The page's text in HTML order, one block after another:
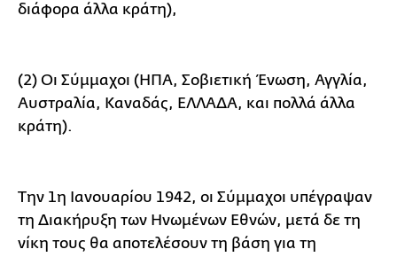
διάφορα άλλα κράτη),
(2) Οι Σύμμαχοι (ΗΠΑ, Σοβιετική Ένωση, Αγγλία,
Αυστραλία, Καναδάς, ΕΛΛΑΔΑ, και πολλά άλλα
κράτη).
Την 1η Ιανουαρίου 1942, οι Σύμμαχοι υπέγραψαν
τη Διακήρυξη των Ηνωμένων Εθνών, μετά δε τη
νίκη τους θα αποτελέσουν τη βάση για τη